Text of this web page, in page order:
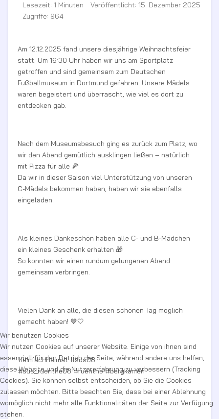
Lesezeit: 1 Minuten
Veröffentlicht: 15. Dezember 2025
Zugriffe: 964
Am 12.12.2025 fand unsere diesjährige Weihnachtsfeier
statt. Um 16:30 Uhr haben wir uns am Sportplatz
getroffen und sind gemeinsam zum Deutschen
Fußballmuseum in Dortmund gefahren. Unsere Mädels
waren begeistert und überrascht, wie viel es dort zu
entdecken gab.
Nach dem Museumsbesuch ging es zurück zum Platz, wo
wir den Abend gemütlich ausklingen ließen – natürlich
mit Pizza für alle 🍕
Da wir in dieser Saison viel Unterstützung von unseren
C-Mädels bekommen haben, haben wir sie ebenfalls
eingeladen.
Als kleines Dankeschön haben alle C- und B-Mädchen
ein kleines Geschenk erhalten 🎁
So konnten wir einen rundum gelungenen Abend
gemeinsam verbringen.
Vielen Dank an alle, die diesen schönen Tag möglich
gemacht haben! 💙🤍
#einfachHeimat #sus08
#sus_ruenthe08 #ruenthe #bergkamen
Wir benutzen Cookies
Wir nutzen Cookies auf unserer Website. Einige von ihnen sind
essenziell für den Betrieb der Seite, während andere uns helfen,
diese Website und die Nutzererfahrung zu verbessern (Tracking
Cookies). Sie können selbst entscheiden, ob Sie die Cookies
zulassen möchten. Bitte beachten Sie, dass bei einer Ablehnung
womöglich nicht mehr alle Funktionalitäten der Seite zur Verfügung
stehen.